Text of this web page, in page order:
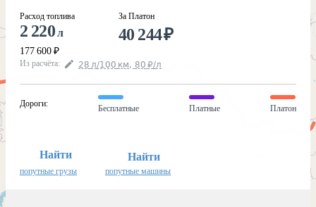
Расход топлива
2 220л
177 600 ₽
За Платон
40 244₽
Из расчёта: 28 л/100 км, 80 ₽/л
Дороги:
Бесплатные Платные Платон
Найти
попутные грузы
Найти
попутные машины